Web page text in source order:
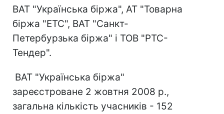
ВАТ "Українська біржа", АТ "Товарна
біржа "ЕТС", ВАТ "Санкт-
Петербурзька біржа" і ТОВ "РТС-
Тендер".
ВАТ "Українська біржа"
зареєстроване 2 жовтня 2008 р.,
загальна кількість учасників - 152